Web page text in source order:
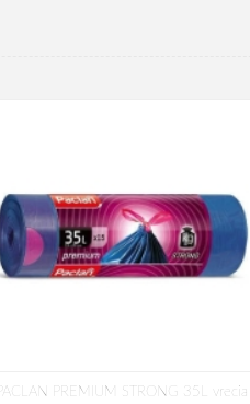
PACLAN PREMIUM STRONG 35L vrecia